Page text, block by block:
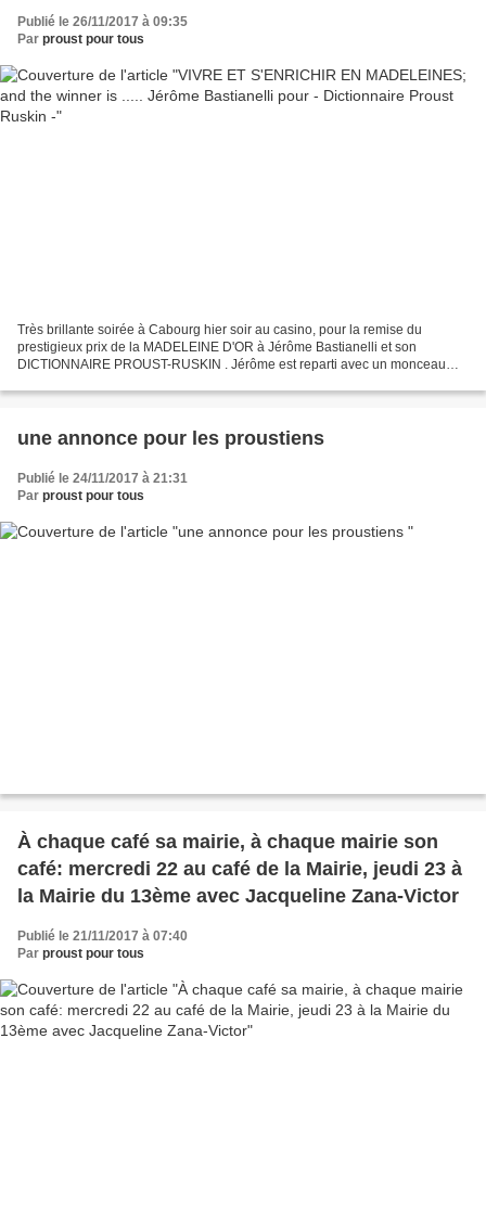
Publié le 26/11/2017 à 09:35
Par proust pour tous
Très brillante soirée à Cabourg hier soir au casino, pour la remise du
prestigieux prix de la MADELEINE D'OR à Jérôme Bastianelli et son
DICTIONNAIRE PROUST-RUSKIN . Jérôme est reparti avec un monceau
une annonce pour les proustiens
Publié le 24/11/2017 à 21:31
Par proust pour tous
À chaque café sa mairie, à chaque mairie son
café: mercredi 22 au café de la Mairie, jeudi 23 à
la Mairie du 13ème avec Jacqueline Zana-Victor
Publié le 21/11/2017 à 07:40
Par proust pour tous